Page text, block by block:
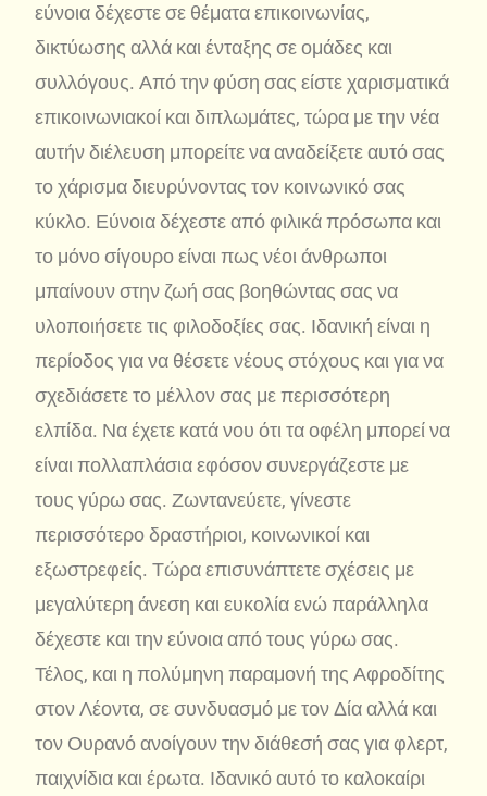
εύνοια δέχεστε σε θέματα επικοινωνίας,
δικτύωσης αλλά και ένταξης σε ομάδες και
συλλόγους. Από την φύση σας είστε χαρισματικά
επικοινωνιακοί και διπλωμάτες, τώρα με την νέα
αυτήν διέλευση μπορείτε να αναδείξετε αυτό σας
το χάρισμα διευρύνοντας τον κοινωνικό σας
κύκλο. Εύνοια δέχεστε από φιλικά πρόσωπα και
το μόνο σίγουρο είναι πως νέοι άνθρωποι
μπαίνουν στην ζωή σας βοηθώντας σας να
υλοποιήσετε τις φιλοδοξίες σας. Ιδανική είναι η
περίοδος για να θέσετε νέους στόχους και για να
σχεδιάσετε το μέλλον σας με περισσότερη
ελπίδα. Να έχετε κατά νου ότι τα οφέλη μπορεί να
είναι πολλαπλάσια εφόσον συνεργάζεστε με
τους γύρω σας. Ζωντανεύετε, γίνεστε
περισσότερο δραστήριοι, κοινωνικοί και
εξωστρεφείς. Τώρα επισυνάπτετε σχέσεις με
μεγαλύτερη άνεση και ευκολία ενώ παράλληλα
δέχεστε και την εύνοια από τους γύρω σας.
Τέλος, και η πολύμηνη παραμονή της Αφροδίτης
στον Λέοντα, σε συνδυασμό με τον Δία αλλά και
τον Ουρανό ανοίγουν την διάθεσή σας για φλερτ,
παιχνίδια και έρωτα. Ιδανικό αυτό το καλοκαίρι